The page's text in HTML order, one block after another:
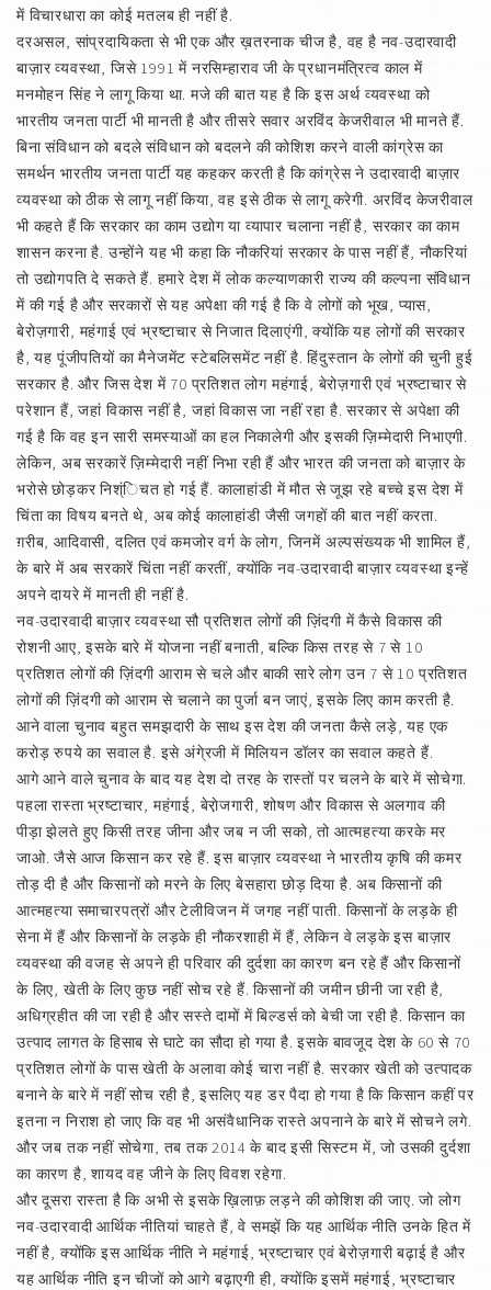
में विचारधारा का कोई मतलब ही नहीं है.
दरअसल, सांप्रदायिकता से भी एक और ख़तरनाक चीज है, वह है नव-उदारवादी
बाज़ार व्यवस्था, जिसे 1991 में नरसिम्हाराव जी के प्रधानमंत्रित्व काल में
मनमोहन सिंह ने लागू किया था. मजे की बात यह है कि इस अर्थ व्यवस्था को
भारतीय जनता पार्टी भी मानती है और तीसरे सवार अरविंद केजरीवाल भी मानते हैं.
बिना संविधान को बदले संविधान को बदलने की कोशिश करने वाली कांग्रेस का
समर्थन भारतीय जनता पार्टी यह कहकर करती है कि कांग्रेस ने उदारवादी बाज़ार
व्यवस्था को ठीक से लागू नहीं किया, वह इसे ठीक से लागू करेगी. अरविंद केजरीवाल
भी कहते हैं कि सरकार का काम उद्योग या व्यापार चलाना नहीं है, सरकार का काम
शासन करना है. उन्होंने यह भी कहा कि नौकरियां सरकार के पास नहीं हैं, नौकरियां
तो उद्योगपति दे सकते हैं. हमारे देश में लोक कल्याणकारी राज्य की कल्पना संविधान
में की गई है और सरकारों से यह अपेक्षा की गई है कि वे लोगों को भूख, प्यास,
बेरोज़गारी, महंगाई एवं भ्रष्टाचार से निजात दिलाएंगी, क्योंकि यह लोगों की सरकार
है, यह पूंजीपतियों का मैनेजमेंट स्टेबलिसमेंट नहीं है. हिंदुस्तान के लोगों की चुनी हुई
सरकार है. और जिस देश में 70 प्रतिशत लोग महंगाई, बेरोज़गारी एवं भ्रष्टाचार से
परेशान हैं, जहां विकास नहीं है, जहां विकास जा नहीं रहा है. सरकार से अपेक्षा की
गई है कि वह इन सारी समस्याओं का हल निकालेगी और इसकी ज़िम्मेदारी निभाएगी.
लेकिन, अब सरकारें ज़िम्मेदारी नहीं निभा रही हैं और भारत की जनता को बाज़ार के
भरोसे छोड़कर निश्ंिचत हो गई हैं. कालाहांडी में मौत से जूझ रहे बच्चे इस देश में
चिंता का विषय बनते थे, अब कोई कालाहांडी जैसी जगहों की बात नहीं करता.
ग़रीब, आदिवासी, दलित एवं कमजोर वर्ग के लोग, जिनमें अल्पसंख्यक भी शामिल हैं,
के बारे में अब सरकारें चिंता नहीं करतीं, क्योंकि नव-उदारवादी बाज़ार व्यवस्था इन्हें
अपने दायरे में मानती ही नहीं है.
नव-उदारवादी बाज़ार व्यवस्था सौ प्रतिशत लोगों की ज़िंदगी में कैसे विकास की
रोशनी आए, इसके बारे में योजना नहीं बनाती, बल्कि किस तरह से 7 से 10
प्रतिशत लोगों की ज़िंदगी आराम से चले और बाकी सारे लोग उन 7 से 10 प्रतिशत
लोगों की ज़िंदगी को आराम से चलाने का पुर्जा बन जाएं, इसके लिए काम करती है.
आने वाला चुनाव बहुत समझदारी के साथ इस देश की जनता कैसे लड़े, यह एक
करोड़ रुपये का सवाल है. इसे अंगे्रजी में मिलियन डॉलर का सवाल कहते हैं.
आगे आने वाले चुनाव के बाद यह देश दो तरह के रास्तों पर चलने के बारे में सोचेगा.
पहला रास्ता भ्रष्टाचार, महंगाई, बेरा़ेजगारी, शोषण और विकास से अलगाव की
पीड़ा झेलते हुए किसी तरह जीना और जब न जी सको, तो आत्महत्या करके मर
जाओ. जैसे आज किसान कर रहे हैं. इस बाज़ार व्यवस्था ने भारतीय कृषि की कमर
तोड़ दी है और किसानों को मरने के लिए बेसहारा छोड़ दिया है. अब किसानों की
आत्महत्या समाचारपत्रों और टेलीविजन में जगह नहीं पाती. किसानों के लड़के ही
सेना में हैं और किसानों के लड़के ही नौकरशाही में हैं, लेकिन वे लड़के इस बाज़ार
व्यवस्था की वजह से अपने ही परिवार की दुर्दशा का कारण बन रहे हैं और किसानों
के लिए, खेती के लिए कुछ नहीं सोच रहे हैं. किसानों की जमीन छीनी जा रही है,
अधिग्रहीत की जा रही है और सस्ते दामों में बिल्डर्स को बेची जा रही है. किसान का
उत्पाद लागत के हिसाब से घाटे का सौदा हो गया है. इसके बावजूद देश के 60 से 70
प्रतिशत लोगों के पास खेती के अलावा कोई चारा नहीं है. सरकार खेती को उत्पादक
बनाने के बारे में नहीं सोच रही है, इसलिए यह डर पैदा हो गया है कि किसान कहीं पर
इतना न निराश हो जाए कि वह भी असंवैधानिक रास्ते अपनाने के बारे में सोचने लगे.
और जब तक नहीं सोचेगा, तब तक 2014 के बाद इसी सिस्टम में, जो उसकी दुर्दशा
का कारण है, शायद वह जीने के लिए विवश रहेगा.
और दूसरा रास्ता है कि अभी से इसके ख़िलाफ़ लड़ने की कोशिश की जाए. जो लोग
नव-उदारवादी आर्थिक नीतियां चाहते हैं, वे समझें कि यह आर्थिक नीति उनके हित में
नहीं है, क्योंकि इस आर्थिक नीति ने महंगाई, भ्रष्टाचार एवं बेरोज़गारी बढ़ाई है और
यह आर्थिक नीति इन चीजों को आगे बढ़ाएगी ही, क्योंकि इसमें महंगाई, भ्रष्टाचार